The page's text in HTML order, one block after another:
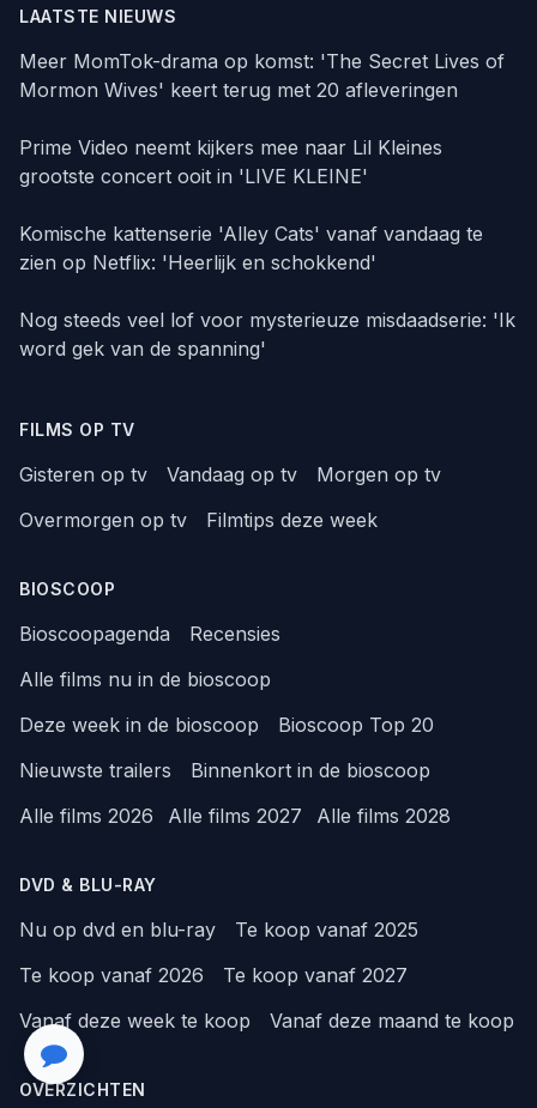
LAATSTE NIEUWS
Meer MomTok-drama op komst: 'The Secret Lives of
Mormon Wives' keert terug met 20 afleveringen
Prime Video neemt kijkers mee naar Lil Kleines
grootste concert ooit in 'LIVE KLEINE'
Komische kattenserie 'Alley Cats' vanaf vandaag te
zien op Netflix: 'Heerlijk en schokkend'
Nog steeds veel lof voor mysterieuze misdaadserie: 'Ik
word gek van de spanning'
FILMS OP TV
Gisteren op tv Vandaag op tv
Morgen op tv
Overmorgen op tv
Filmtips deze week
BIOSCOOP
Bioscoopagenda
Recensies
Alle films nu in de bioscoop
Deze week in de bioscoop
Bioscoop Top 20
Nieuwste trailers
Binnenkort in de bioscoop
Alle films 2026
Alle films 2027 Alle films 2028
DVD & BLU-RAY
Nu op dvd en blu-ray
Te koop vanaf 2025
Te koop vanaf 2026
Te koop vanaf 2027
Vanaf deze week te koop
Vanaf deze maand te koop
OVERZICHTEN